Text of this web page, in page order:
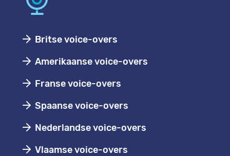
Britse voice-overs
Amerikaanse voice-overs
Franse voice-overs
Spaanse voice-overs
Nederlandse voice-overs
Vlaamse voice-overs